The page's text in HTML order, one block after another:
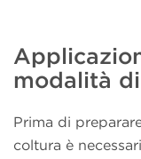
modalità
Prima di
coltura è